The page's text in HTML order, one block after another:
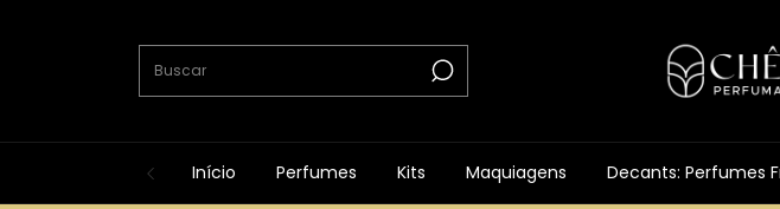
Início Perfumes Kits Maquiagens Decants: Perfumes